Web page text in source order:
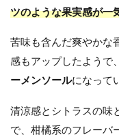
ツのような果実感が一
苦味も含んだ爽やかな
感もアップしたようで、
ーメンソールになって
清涼感とシトラスの味
で、柑橘系のフレーバ